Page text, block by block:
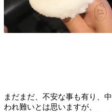
まだまだ、不安な事も有り、
われ難いとは思いますが、